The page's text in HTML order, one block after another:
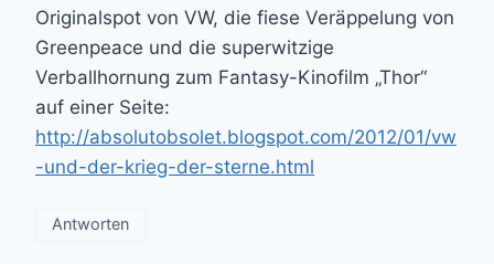
Originalspot von VW, die fiese Veräppelung von
Greenpeace und die superwitzige
Verballhornung zum Fantasy-Kinofilm „Thor“
auf einer Seite:
http://absolutobsolet.blogspot.com/2012/01/vw
-und-der-krieg-der-sterne.html
Antworten